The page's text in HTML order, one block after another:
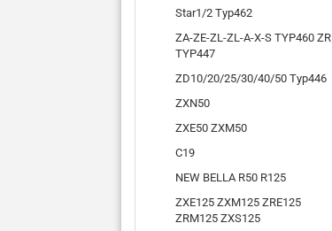
Star1/2 Typ462
ZA-ZE-ZL-ZL-A-X-S TYP460 ZR
TYP447
ZD10/20/25/30/40/50 Typ446
ZXN50
ZXE50 ZXM50
C19
NEW BELLA R50 R125
ZXE125 ZXM125 ZRE125
ZRM125 ZXS125